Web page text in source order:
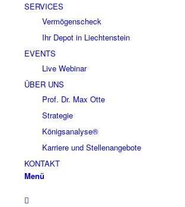
SERVICES
Vermögenscheck
Ihr Depot in Liechtenstein
EVENTS
Live Webinar
ÜBER UNS
Prof. Dr. Max Otte
Strategie
Königsanalyse®
Karriere und Stellenangebote
KONTAKT
Menü